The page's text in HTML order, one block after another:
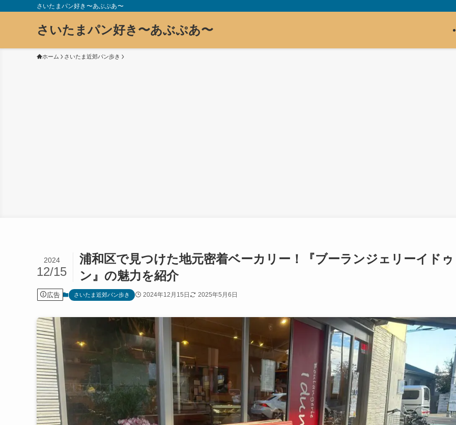
さいたまパン好き〜あぶぷあ〜
さいたまパン好き〜あぶぷあ〜
ホーム さいたま近郊パン歩き
浦和区で見つけた地元密着ベーカリー！『ブーランジェリーイドゥ
ン』の魅力を紹介
2024
12/15
広告 さいたま近郊パン歩き 2024年12月15日 2025年5月6日